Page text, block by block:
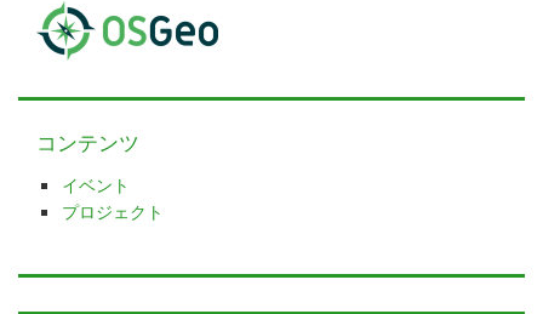
コンテンツ
イベント
プロジェクト